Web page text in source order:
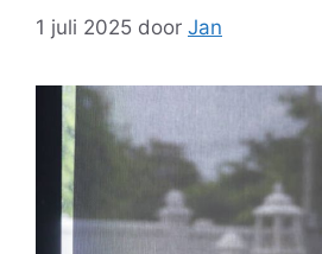
1 juli 2025 door Jan